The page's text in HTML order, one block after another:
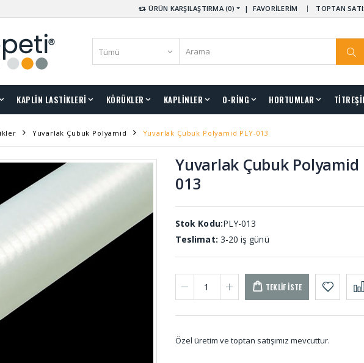
ÜRÜN KARŞILAŞTIRMA (0) | FAVORİLERİM TOPTAN
KAPLİN LASTİKLERİ KÖRÜKLER KAPLİNLER O-RİNG HORTUMLAR
Yuvarlak Çubuk Polyamid Yuvarlak Çubuk Polyamid PLY-013
Yuvarlak Çubuk Polyamid
013
Stok Kodu:PLY-013
Teslimat: 3-20 iş günü
TEKLIF İSTE
Özel üretim ve toptan satışımız mevcuttur.